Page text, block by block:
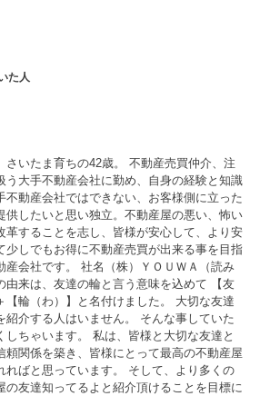
た人
さいたま育ちの42歳。 不動産売買仲介、注
う大手不動産会社に勤め、自身の経験と知識
不動産会社ではできない、お客様側に立った
供したいと思い独立。不動産屋の悪い、怖い
革することを志し、皆様が安心して、より安
少しでもお得に不動産売買が出来る事を目指
産会社です。 社名（株）ＹＯＵＷＡ（読み
由来は、友達の輪と言う意味を込めて 【友
【輪（わ）】と名付けました。 大切な友達
紹介する人はいません。 そんな事していた
しちゃいます。 私は、皆様と大切な友達と
頼関係を築き、皆様にとって最高の不動産屋
ればと思っています。 そして、より多くの
の友達知ってるよと紹介頂けることを目標に